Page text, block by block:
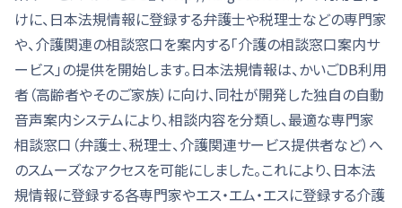
けに、日本法規情報に登録する弁護士や税理士などの専門家
や、介護関連の相談窓口を案内する「介護の相談窓口案内サ
ービス」の提供を開始します。日本法規情報は、かいごDB利用
者（高齢者やそのご家族）に向け、同社が開発した独自の自動
音声案内システムにより、相談内容を分類し、最適な専門家
相談窓口（弁護士、税理士、介護関連サービス提供者など）へ
のスムーズなアクセスを可能にしました。これにより、日本法
規情報に登録する各専門家やエス・エム・エスに登録する介護